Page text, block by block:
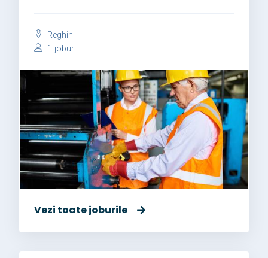
Reghin
1 joburi
Vezi toate joburile